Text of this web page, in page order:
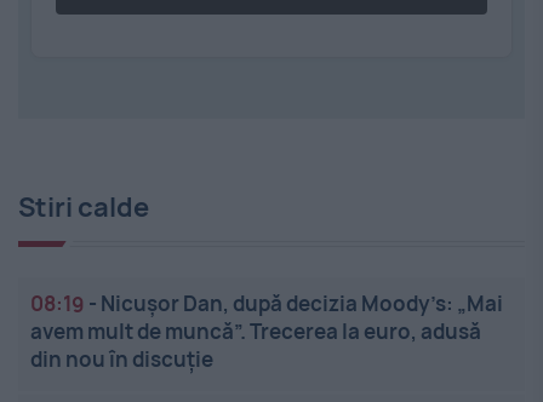
Stiri calde
08:19 - Nicușor Dan, după decizia Moody’s: „Mai
avem mult de muncă”. Trecerea la euro, adusă
din nou în discuție